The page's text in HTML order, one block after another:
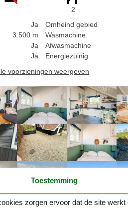
2
Ja
3.500 m
Ja
Ja
Omheind gebied
Wasmachine
Afwasmachine
Energiezuinig
voorzieningen weergeven
Toestemming
zorgen ervoor dat de site